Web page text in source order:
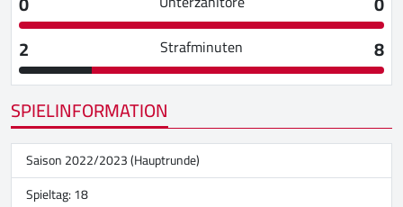
2
Strafminuten
8
SPIELINFORMATION
Saison 2022/2023 (Hauptrunde)
Spieltag: 18